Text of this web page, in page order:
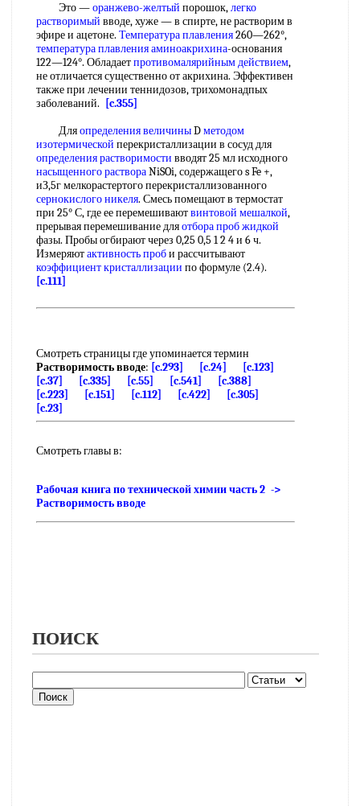
Это —оранжево-желтый порошок,легко
растворимый вводе, хуже — в спирте, не растворим в
эфире и ацетоне. Температура плавления260—262°,
температура плавленияаминоакрихина-основания
122—124°. Обладаетпротивомалярийным действием,
не отличается существенно от акрихина. Эффективен
также при лечении теннидозов, трихомонадпых
заболеваний.
[c.355]
Дляопределения величиныDметодом
изотермической перекристаллизации в сосуд для
определения растворимости вводят 25 мл исходного
насыщенного раствораNiSOi, содержащего s Fe +,
иЗ,5г мелкорастертого перекристаллизованного
сернокислого никеля. Смесь помещают в термостат
при 25° С, где ее перемешиваютвинтовой мешалкой,
прерывая перемешивание дляотбора проб жидкой
фазы. Пробы огбирают через 0,25 0,5 1 2 4 и 6 ч.
Измеряютактивность проби рассчитывают
коэффициент кристаллизации по формуле (2.4).
[c.111]
Смотреть страницы где упоминается термин
Растворимость вводе: [c.293] [c.24]
[c.123]
[c.37]
[c.335] [c.55] [c.541]
[c.388]
[c.223]
[c.151] [c.112] [c.422]
[c.305]
[c.23]
Смотреть главы в:
Рабочая книга по технической химии часть 2 ->
Растворимость вводе
ПОИСК